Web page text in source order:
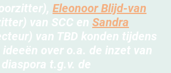
Eleonoor Blijd-van
van SCC en Sandra
van TBD konden tijdens
over o.a. de inzet van
t.g.v. de